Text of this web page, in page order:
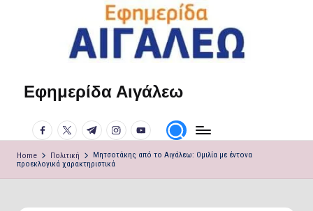
Εφημερίδα Αιγάλεω
φωνή
σου!
facebook.com
twitter.com
t.me instagram.com
youtube.com
Home Πολιτική
Μητσοτάκης από το Αιγάλεω: Ομιλία με έντονα
προεκλογικά χαρακτηριστικά